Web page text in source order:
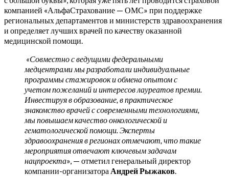
компанией «АльфаСтрахование — ОМС» при поддержке
региональных департаментов и министерств здравоохранения
и определяет лучших врачей по качеству оказанной
медицинской помощи.
«Совместно с ведущими федеральными
медцентрами мы разработали индивидуальные
программы стажировок и обмена опытом с
учетом пожеланий и интересов лауреатов премии.
Инвестируя в образование, в практическое
знакомство врачей с современными технологиями,
мы повышаем качество онкологической и
гематологической помощи. Эксперты
здравоохранения в регионах отмечают, что такие
мероприятия отвечают ключевым задачам
нацпроекта», — отметил генеральный директор
компании-организатора Андрей Рыжаков.